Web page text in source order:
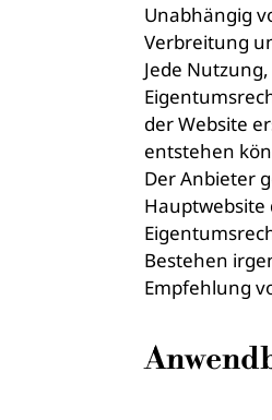
Unabhängig
Verbreitung
Jede
der Website
entstehen
Der Anbieter
Bestehen
Empfehlung